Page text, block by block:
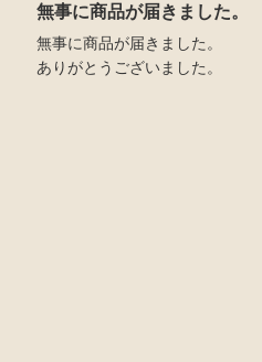
無事に商品が届きました。
無事に商品が届きました。
ありがとうございました。